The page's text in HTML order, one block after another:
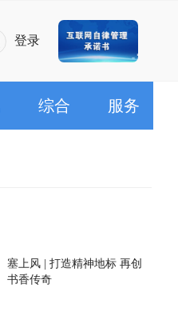
登录
综合 服务
塞上风 | 打造精神地标 再创
书香传奇